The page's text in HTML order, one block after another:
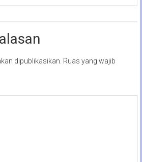
dipublikasikan. Ruas yang wajib